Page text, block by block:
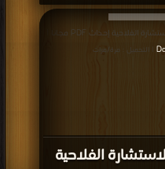
الفلاحية
قراءة و تحميل كتاب كتاب المكتب الوطني للاستشارة الفلاحية إحداث PDF مجانا |
| التحميل : مرة/مرات